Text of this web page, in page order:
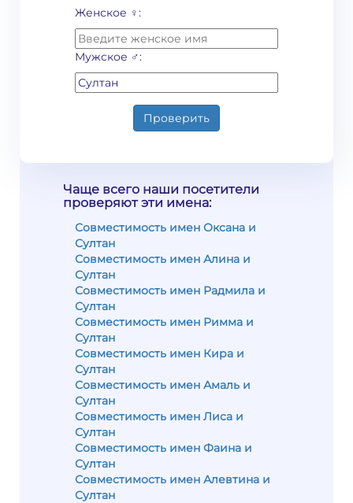
Женское ♀:
Мужское ♂:
Проверить
Чаще всего наши посетители
проверяют эти имена:
Совместимость имен Оксана и
Султан
Совместимость имен Алина и
Султан
Совместимость имен Радмила и
Султан
Совместимость имен Римма и
Султан
Совместимость имен Кира и
Султан
Совместимость имен Амаль и
Султан
Совместимость имен Лиса и
Султан
Совместимость имен Фаина и
Султан
Совместимость имен Алевтина и
Султан